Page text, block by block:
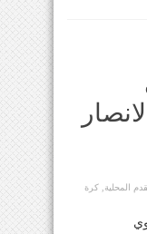
المحلية
كرة